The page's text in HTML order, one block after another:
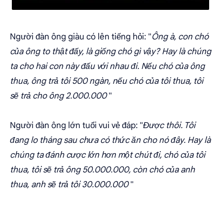
Người đàn ông giàu có lên tiếng hỏi: "Ông à, con chó
của ông to thật đấy, là giống chó gì vậy? Hay là chúng
ta cho hai con này đấu với nhau đi. Nếu chó của ông
thua, ông trả tôi 500 ngàn, nếu chó của tôi thua, tôi
sẽ trả cho ông 2.000.000"
Người đàn ông lớn tuổi vui vẻ đáp: "Được thôi. Tôi
đang lo tháng sau chưa có thức ăn cho nó đây. Hay là
chúng ta đánh cược lớn hơn một chút đi, chó của tôi
thua, tôi sẽ trả ông 50.000.000, còn chó của anh
thua, anh sẽ trả tôi 30.000.000"